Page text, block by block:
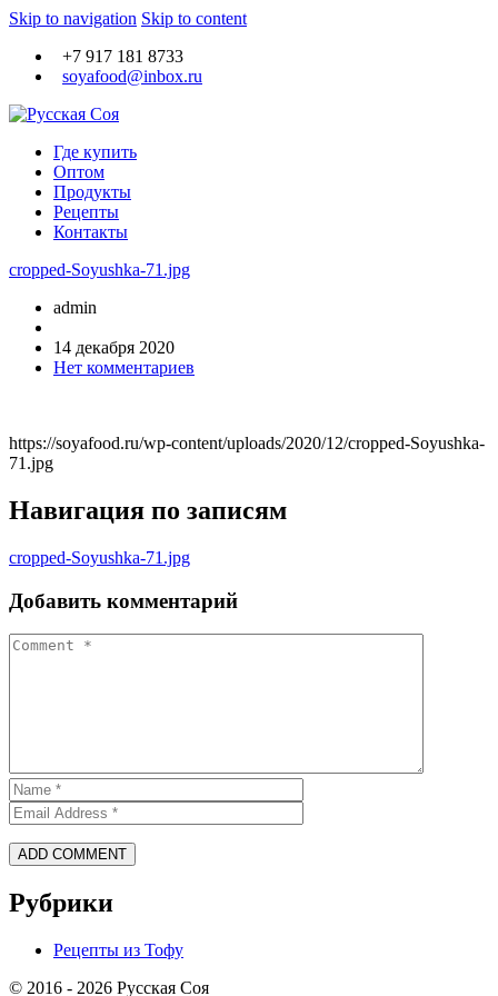
Skip to navigation Skip to content
+7 917 181 8733
soyafood@inbox.ru
Русская Соя
Крафтовое производство Тофу
Где купить
Оптом
Продукты
Рецепты
Контакты
cropped-Soyushka-71.jpg
admin
14 декабря 2020
Нет комментариев
https://soyafood.ru/wp-content/uploads/2020/12/cropped-Soyushka-
71.jpg
Навигация по записям
cropped-Soyushka-71.jpg
Добавить комментарий
Рубрики
Рецепты из Тофу
© 2016 - 2026 Русская Соя